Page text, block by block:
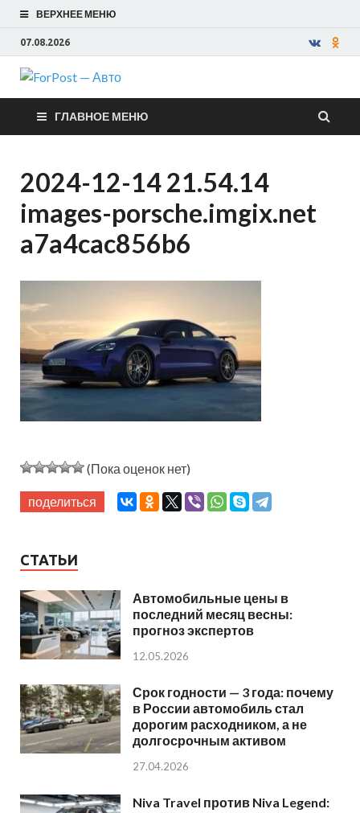
ВЕРХНЕЕ МЕНЮ
07.08.2026
ForPost —
Авто
ГЛАВНОЕ МЕНЮ
2024-12-14 21.54.14
images-porsche.imgix.net
a7a4cac856b6
(Пока оценок нет)
поделиться
СТАТЬИ
Автомобильные цены в
последний месяц весны:
прогноз экспертов
12.05.2026
Срок годности — 3 года: почему
в России автомобиль стал
дорогим расходником, а не
долгосрочным активом
27.04.2026
Niva Travel против Niva Legend: